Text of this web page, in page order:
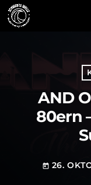
AND
80ern
today 26.